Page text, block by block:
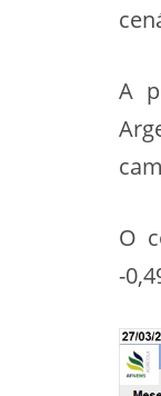
A
O
-